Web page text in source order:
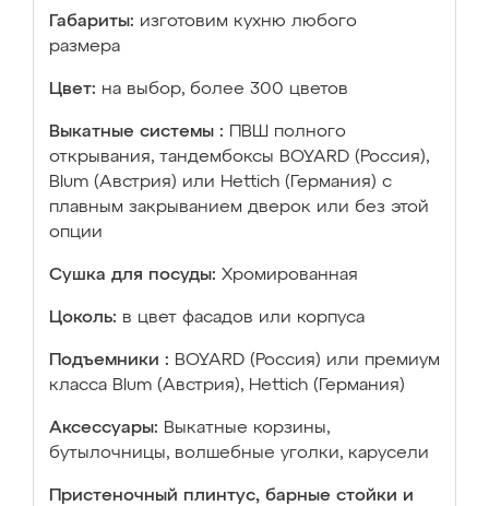
Габариты: изготовим кухню любого
размера
Цвет: на выбор, более 300 цветов
Выкатные системы :
ПВШ полного
открывания, тандембоксы BOYARD (Россия),
Blum (Австрия) или Hettich (Германия) с
плавным закрыванием дверок или без этой
опции
Сушка для посуды: Хромированная
Цоколь: в цвет фасадов или корпуса
Подъемники : BOYARD (Россия) или премиум
класса Blum (Австрия), Hettich (Германия)
Аксессуары: Выкатные корзины,
бутылочницы, волшебные уголки, карусели
Пристеночный плинтус, барные стойки и